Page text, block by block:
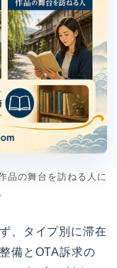
品の舞台を訪ねる人に
、タイプ別に滞在
備とOTA訴求の